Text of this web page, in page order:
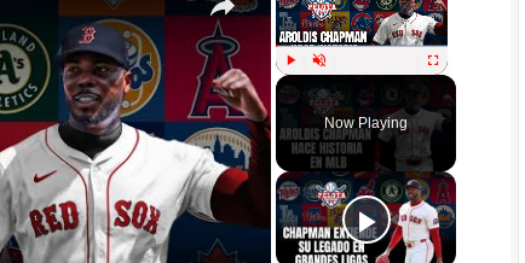
Fullscreen
Now Playing